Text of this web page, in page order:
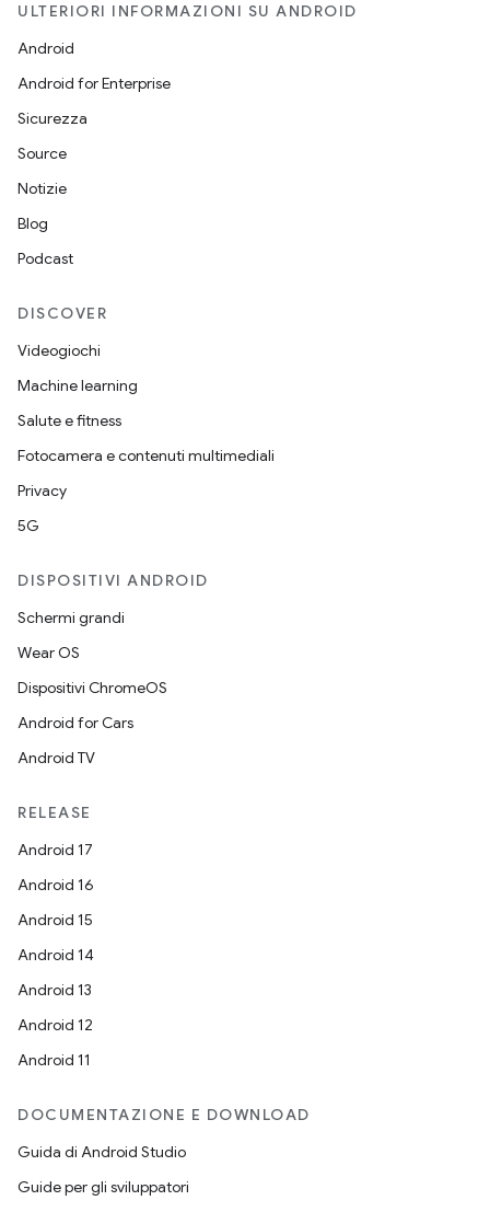
ULTERIORI INFORMAZIONI SU ANDROID
Android
Android for Enterprise
Sicurezza
Source
Notizie
Blog
Podcast
DISCOVER
Videogiochi
Machine learning
Salute e fitness
Fotocamera e contenuti multimediali
Privacy
5G
DISPOSITIVI ANDROID
Schermi grandi
Wear OS
Dispositivi ChromeOS
Android for Cars
Android TV
RELEASE
Android 17
Android 16
Android 15
Android 14
Android 13
Android 12
Android 11
DOCUMENTAZIONE E DOWNLOAD
Guida di Android Studio
Guide per gli sviluppatori